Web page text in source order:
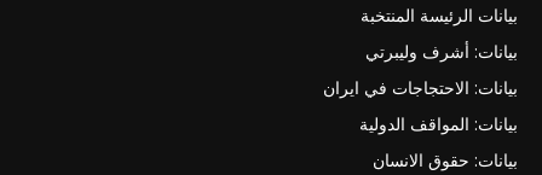
بيانات الرئيسة المنتخبة
بيانات: أشرف وليبرتي
بيانات: الاحتجاجات في ايران
بيانات: المواقف الدولية
بيانات: حقوق الانسان